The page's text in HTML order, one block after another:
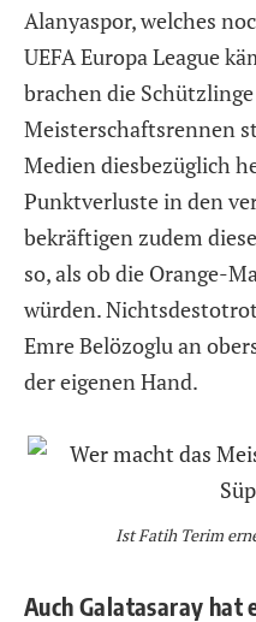
Alanyaspor, welches
UEFA Europa League
brachen die
Meisterschaftsrennen
Medien diesbezüglich
Punktverluste in den
bekräftigen zudem
so, als ob die Orange-
würden.
Emre Belözoglu an
der eigenen Hand.
Ist Fatih Terim
Auch Galatasaray hat